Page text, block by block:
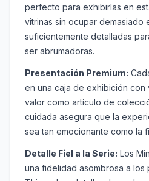
perfecto para exhibirlas en
vitrinas sin ocupar demasiado
suficientemente detalladas
ser abrumadoras.
Presentación Premium:
en una caja de exhibición con
valor como artículo de
cuidada asegura que la
sea tan emocionante como la
Detalle Fiel a la Serie: Los
una fidelidad asombrosa a